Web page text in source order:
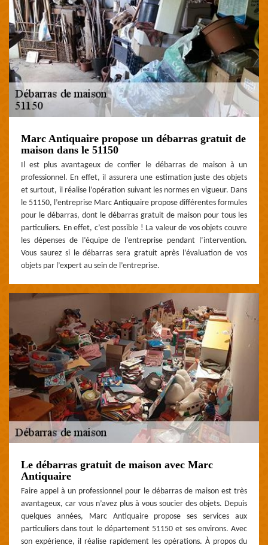
Marc Antiquaire propose un débarras gratuit de
maison dans le 51150
Il est plus avantageux de confier le débarras de maison à un
professionnel. En effet, il assurera une estimation juste des objets
et surtout, il réalise l’opération suivant les normes en vigueur. Dans
le 51150, l’entreprise Marc Antiquaire propose différentes formules
pour le débarras, dont le débarras gratuit de maison pour tous les
particuliers. En effet, c’est possible ! La valeur de vos objets couvre
les dépenses de l’équipe de l’entreprise pendant l’intervention.
Vous saurez si le débarras sera gratuit après l’évaluation de vos
objets par l’expert au sein de l’entreprise.
Le débarras gratuit de maison avec Marc
Antiquaire
Faire appel à un professionnel pour le débarras de maison est très
avantageux, car vous n’avez plus à vous soucier des objets. Depuis
quelques années, Marc Antiquaire propose ses services aux
particuliers dans tout le département 51150 et ses environs. Avec
son expérience, il réalise rapidement les opérations. À propos du